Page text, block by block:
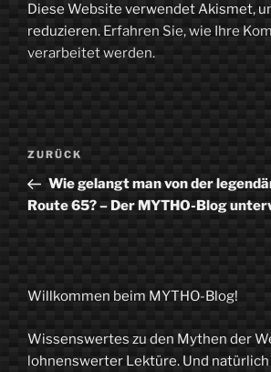
Diese Website verwendet Akismet,
reduzieren. Erfahren Sie, wie Ihre
verarbeitet werden.
Beitragsnavigation
Vorheriger
Beitrag
ZURÜCK
Wie gelangt man von der
Route 65? – Der MYTHO-Blog
Willkommen beim MYTHO-Blog!
Wissenswertes zu den Mythen der
lohnenswerter Lektüre. Und